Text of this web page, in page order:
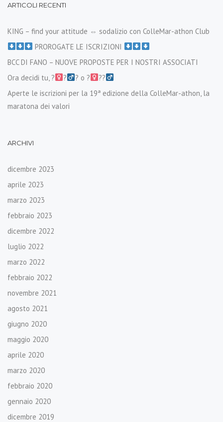
ARTICOLI RECENTI
KING – find your attitude ⇔ sodalizio con ColleMar-athon Club
PROROGATE LE ISCRIZIONI
BCC DI FANO – NUOVE PROPOSTE PER I NOSTRI ASSOCIATI
Ora decidi tu, ?‍
?‍ ? o ?‍
??‍
Aperte le iscrizioni per la 19ª edizione della ColleMar-athon, la
maratona dei valori
ARCHIVI
dicembre 2023
aprile 2023
marzo 2023
febbraio 2023
dicembre 2022
luglio 2022
marzo 2022
febbraio 2022
novembre 2021
agosto 2021
giugno 2020
maggio 2020
aprile 2020
marzo 2020
febbraio 2020
gennaio 2020
dicembre 2019